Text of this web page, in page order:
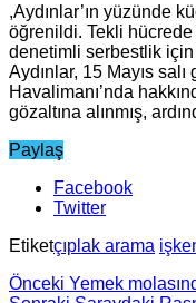
,Aydınlar’ın yüzünde
öğrenildi. Tekli hücrede
denetimli serbestlik
Aydınlar, 15 Mayıs
Havalimanı’nda
gözaltına alınmış,
Paylaş
Facebook
Twitter
Etiketçıplak arama
Önceki Yemek